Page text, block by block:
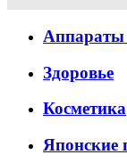
Аппараты
Здоровье
Косметика
Японские